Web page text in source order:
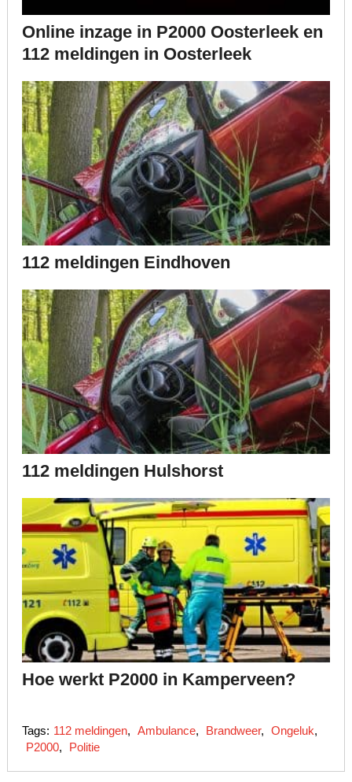
Online inzage in P2000 Oosterleek en
112 meldingen in Oosterleek
112 meldingen Eindhoven
112 meldingen Hulshorst
Hoe werkt P2000 in Kamperveen?
Tags: 112 meldingen, Ambulance, Brandweer, Ongeluk,
P2000, Politie